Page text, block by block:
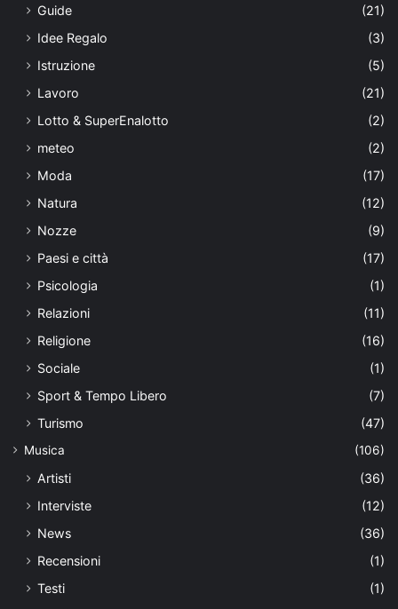
Guide
(21)
Idee Regalo
(3)
Istruzione
(5)
Lavoro
(21)
Lotto & SuperEnalotto
(2)
meteo
(2)
Moda
(17)
Natura
(12)
Nozze
(9)
Paesi e città
(17)
Psicologia
(1)
Relazioni
(11)
Religione
(16)
Sociale
(1)
Sport & Tempo Libero
(7)
Turismo
(47)
Musica (106)
Artisti
(36)
Interviste
(12)
News
(36)
Recensioni
(1)
Testi
(1)